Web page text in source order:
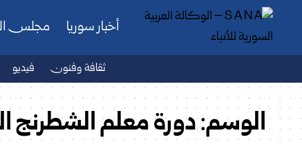
أخبار سوريا مجلس
ثقافة وفنون فيديو
الوسم:دورة معلم الشطرنج